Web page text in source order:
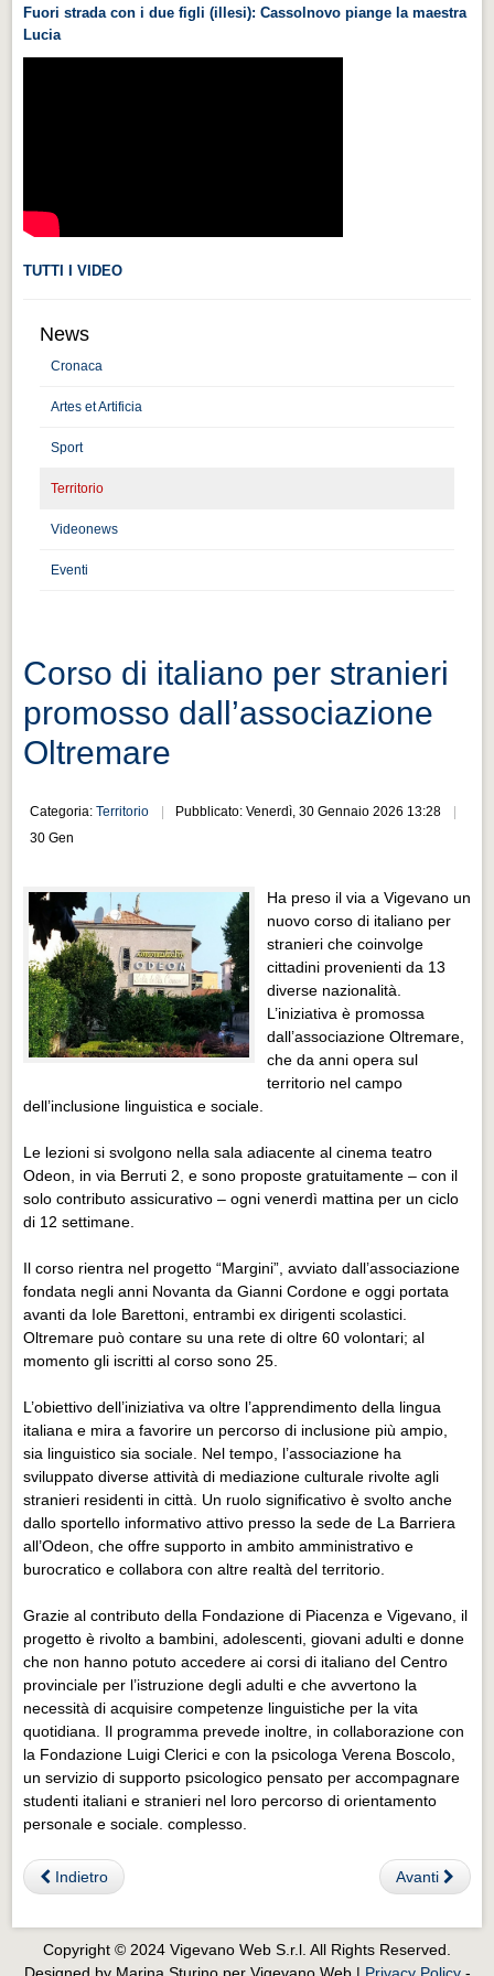
Videonews
Videonews
CHI SIAMO
CITTÀ
Guida turistica rapida
Muoversi a Vigevano
Cultura e turismo 4.0
PROGETTI
Progetti Aperti
Progetti Aperti
Progetti Realizzati
EVENTI
EVENTI
Eventi Vigevano
Eventi Vigevano
Eventi Pavia
Fuori strada con i due figli (illesi): Cassolnovo piange la maestra
Lucia
TUTTI I VIDEO
News
Cronaca
Artes et Artificia
Sport
Territorio
Videonews
Eventi
Corso di italiano per stranieri
promosso dall’associazione
Oltremare
Categoria:Territorio
Pubblicato: Venerdì, 30 Gennaio 2026 13:28
30 Gen
Ha preso il via a Vigevano un
nuovo corso di italiano per
stranieri che coinvolge
cittadini provenienti da 13
diverse nazionalità.
L’iniziativa è promossa
dall’associazione Oltremare,
che da anni opera sul
territorio nel campo
dell’inclusione linguistica e sociale.
Le lezioni si svolgono nella sala adiacente al cinema teatro
Odeon, in via Berruti 2, e sono proposte gratuitamente – con il
solo contributo assicurativo – ogni venerdì mattina per un ciclo
di 12 settimane.
Il corso rientra nel progetto “Margini”, avviato dall’associazione
fondata negli anni Novanta da Gianni Cordone e oggi portata
avanti da Iole Barettoni, entrambi ex dirigenti scolastici.
Oltremare può contare su una rete di oltre 60 volontari; al
momento gli iscritti al corso sono 25.
L’obiettivo dell’iniziativa va oltre l’apprendimento della lingua
italiana e mira a favorire un percorso di inclusione più ampio,
sia linguistico sia sociale. Nel tempo, l’associazione ha
sviluppato diverse attività di mediazione culturale rivolte agli
stranieri residenti in città. Un ruolo significativo è svolto anche
dallo sportello informativo attivo presso la sede de La Barriera
all’Odeon, che offre supporto in ambito amministrativo e
burocratico e collabora con altre realtà del territorio.
Grazie al contributo della Fondazione di Piacenza e Vigevano, il
progetto è rivolto a bambini, adolescenti, giovani adulti e donne
che non hanno potuto accedere ai corsi di italiano del Centro
provinciale per l’istruzione degli adulti e che avvertono la
necessità di acquisire competenze linguistiche per la vita
quotidiana. Il programma prevede inoltre, in collaborazione con
la Fondazione Luigi Clerici e con la psicologa Verena Boscolo,
un servizio di supporto psicologico pensato per accompagnare
studenti italiani e stranieri nel loro percorso di orientamento
personale e sociale. complesso.
Indietro Avanti
Copyright © 2024 Vigevano Web S.r.l. All Rights Reserved.
Designed by Marina Sturino per Vigevano Web | Privacy Policy-